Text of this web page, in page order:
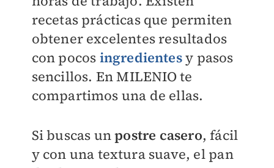
recetas prácticas que permiten
obtener excelentes resultados
con pocos ingredientesy pasos
sencillos. EnMILENIOte
compartimos una de ellas.
Si buscas unpostre casero, fácil
y con una textura suave, el pan